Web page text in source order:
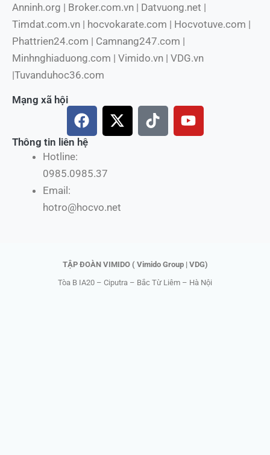
Anninh.org | Broker.com.vn | Datvuong.net |
Timdat.com.vn | hocvokarate.com | Hocvotuve.com |
Phattrien24.com | Camnang247.com |
Minhnghiaduong.com | Vimido.vn | VDG.vn
|Tuvanduhoc36.com
Hotline:
0985.0985.37
Email:
hotro@hocvo.net
Mạng xã hội
F
a
c
b
o
X
-
t
T
i
Y
o
Thông tin liên hệ
TẬP ĐOÀN VIMIDO ( Vimido Group | VDG)
Tòa B IA20 – Ciputra – Bắc Từ Liêm – Hà Nội